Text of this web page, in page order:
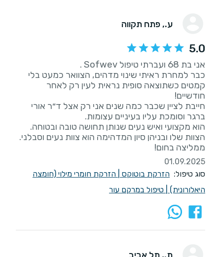
ע., פתח תקווה
5.0
כבר למחרת ראיתי שינוי מדהים, הצוואר כמעט בלי
קמטים כשתוצאה סופית נראית לעין רק לאחר
חייבת לציין שכבר כמה שנים אני רק אצל ד״ר אורי
ממליצה בחום!
01.09.2025
סוג טיפול: הזרקת בוטוקס
הזרקת חומרי מילוי (חומצה
היאלורונית)
טיפול במרקם עור